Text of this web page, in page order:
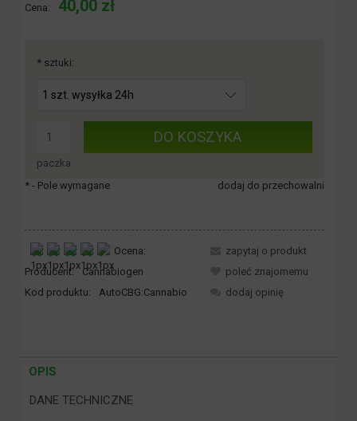
Cena: 40,00 zł
* sztuki:
paczka
DO KOSZYKA
dodaj do przechowalni
* - Pole wymagane
Ocena:
Producent: Cannabiogen
Kod produktu:
AutoCBG:Cannabio
zapytaj o produkt
poleć znajomemu
dodaj opinię
OPIS
DANE TECHNICZNE